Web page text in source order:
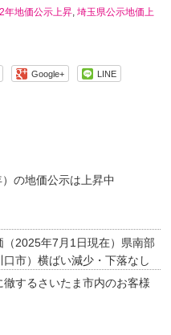
年地価公示上昇 ,埼玉県公示地価上
Google+ LINE
の地価公示は上昇中
（2025年7月1日現在）県南部
口市）横ばい減少・下落なし
するさいたま市内のお客様